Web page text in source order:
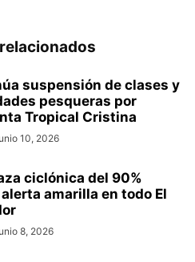
suspensión de clases y
pesqueras por
Tropical Cristina
10, 2026
ciclónica del 90%
amarilla en todo El
8, 2026